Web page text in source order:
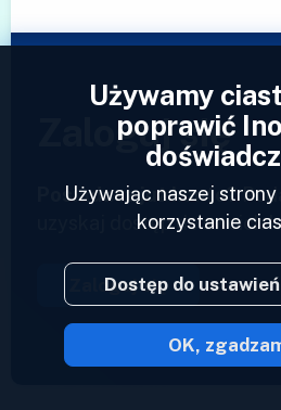
Zaloguj się
Posiadasz już konto?
uzyskaj dostęp do swoich
Zaloguj się
2023 ©
Używamy
poprawić
Używając naszej strony
korzystanie
Dostęp do
OK,